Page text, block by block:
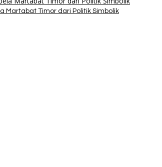
Martabat Timor dari Politik Simbolik